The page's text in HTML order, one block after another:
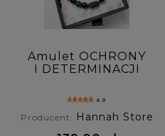
Amulet OCHRONY
I DETERMINACJI
z turmalinu,
malachitu,
larvikitu i onyksu
4.9
Producent: Hannah Store